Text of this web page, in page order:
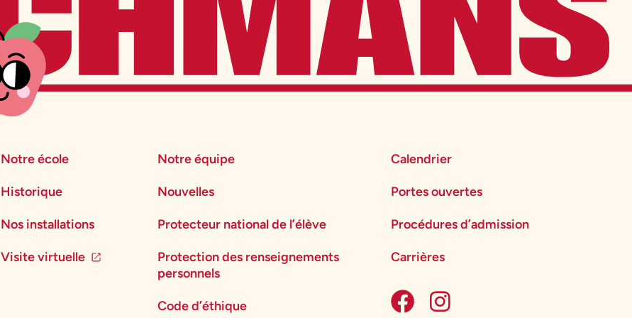
Notre école
Historique
Nos installations
Visite virtuelle
Notre équipe
Nouvelles
Protecteur national de l’élève
Protection des renseignements
personnels
Code d’éthique
Calendrier
Portes ouvertes
Procédures d’admission
Carrières